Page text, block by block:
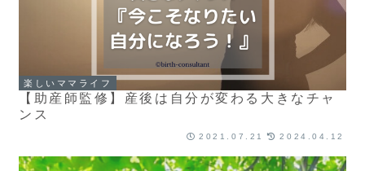
楽しいママライフ
【助産師監修】産後は自分が変わる大きなチャ
ンス
2021.07.21 2024.04.12